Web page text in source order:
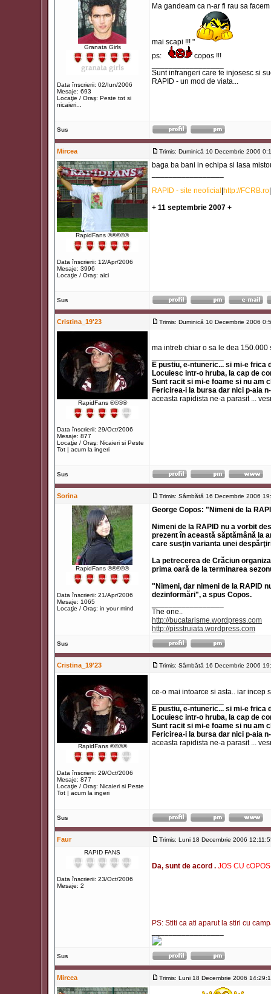
Granata Girls
Data înscrierii: 02/Iun/2006
Mesaje: 693
Locaţie / Oraş: Peste tot si
nicaieri...
Ma gandeam ca n-ar fi rau sa
mai scapi !!! "
ps:
copos !!!
Sunt infrangeri care te injosesc si
RAPID - un mod de viata...
Sus
Mircea Trimis: Duminică 10 Decembrie 2006
RapidFans ®®®®®
Data înscrierii: 12/Apr/2006
Mesaje: 3996
Locaţie / Oraş: aici
baga ba bani in echipa si lasa
RAPID - site neoficial http://FCRB.ro
+ 11 septembrie 2007 +
Sus
Cristina_19'23 Trimis: Duminică 10 Decembrie 2006
RapidFans ®®®®
Data înscrierii: 29/Oct/2006
Mesaje: 877
Locaţie / Oraş: Nicaieri si Peste
Tot | acum la ingeri
ma intreb chiar o sa le dea
E pustiu, e-ntuneric... si mi-e frica
Locuiesc intr-o hruba, la cap de
Sunt racit si mi-e foame si nu am
Fericirea-i la bursa dar nici p-aia
aceasta rapidista ne-a parasit ...
Sus
Sorina Trimis: Sâmbătă 16 Decembrie 2006
RapidFans ®®®®®
Data înscrierii: 21/Apr/2006
Mesaje: 1065
Locaţie / Oraş: in your mind
George Copos: "Nimeni de la
Nimeni de la RAPID nu a vorbit
prezent în această săptămână la
care susţin varianta unei
La petrecerea de Crăciun
prima oară de la terminarea
"Nimeni, dar nimeni de la RAPID
dezinformări", a spus Copos.
The one..
http://bucatarisme.wordpress.com
http://pisstruiata.wordpress.com
Sus
Cristina_19'23 Trimis: Sâmbătă 16 Decembrie 2006
RapidFans ®®®®
Data înscrierii: 29/Oct/2006
Mesaje: 877
Locaţie / Oraş: Nicaieri si Peste
Tot | acum la ingeri
ce-o mai intoarce si asta.. iar incep
E pustiu, e-ntuneric... si mi-e frica
Locuiesc intr-o hruba, la cap de
Sunt racit si mi-e foame si nu am
Fericirea-i la bursa dar nici p-aia
aceasta rapidista ne-a parasit ...
Sus
Faur
Trimis: Luni 18 Decembrie 2006
RAPID FANS
Data înscrierii: 23/Oct/2006
Mesaje: 2
Da, sunt de acord . JOS CU cOPOS
PS: Stiti ca ati aparut la stiri cu
Sus
Mircea Trimis: Luni 18 Decembrie 2006